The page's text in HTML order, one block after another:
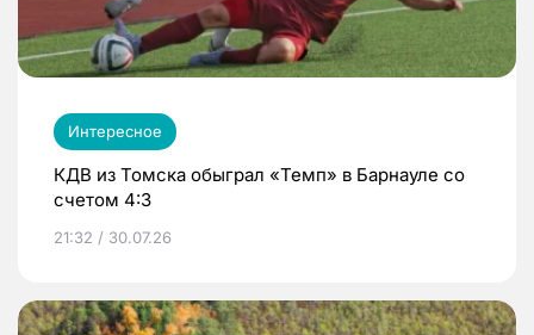
Интересное
КДВ из Томска обыграл «Темп» в Барнауле со
счетом 4:3
21:32 / 30.07.26